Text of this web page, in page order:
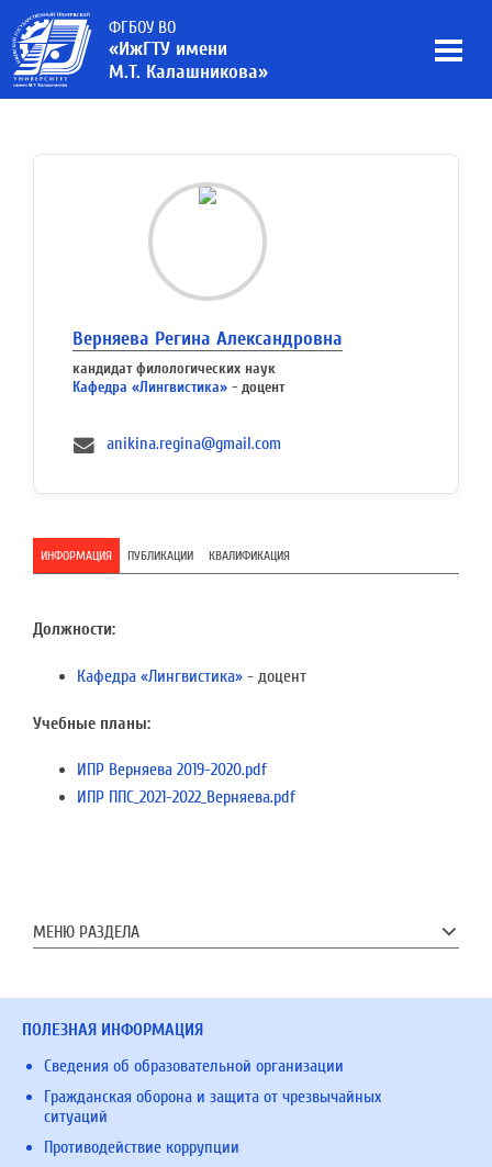
ФГБОУ ВО
«ИжГТУ имени
М.Т. Калашникова»
Верняева Регина Александровна
кандидат филологических наук
Кафедра «Лингвистика» - доцент
anikina.regina@gmail.com
ИНФОРМАЦИЯ ПУБЛИКАЦИИ КВАЛИФИКАЦИЯ
Должности:
Кафедра «Лингвистика» - доцент
Учебные планы:
ИПР Верняева 2019-2020.pdf
ИПР ППС_2021-2022_Верняева.pdf
МЕНЮ РАЗДЕЛА
ПОЛЕЗНАЯ ИНФОРМАЦИЯ
Сведения об образовательной организации
Гражданская оборона и защита от чрезвычайных
ситуаций
Противодействие коррупции